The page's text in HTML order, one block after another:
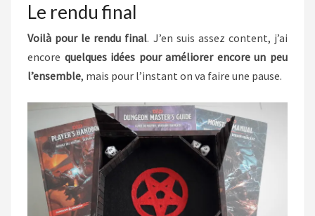
Le rendu final
Voilà pour le rendu final. J’en suis assez content, j’ai
encore quelques idées pour améliorer encore un peu
l’ensemble, mais pour l’instant on va faire une pause.